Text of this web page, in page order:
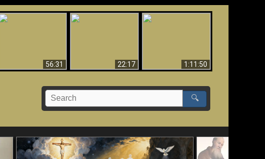
56:31 22:17
1:11:50
🔍